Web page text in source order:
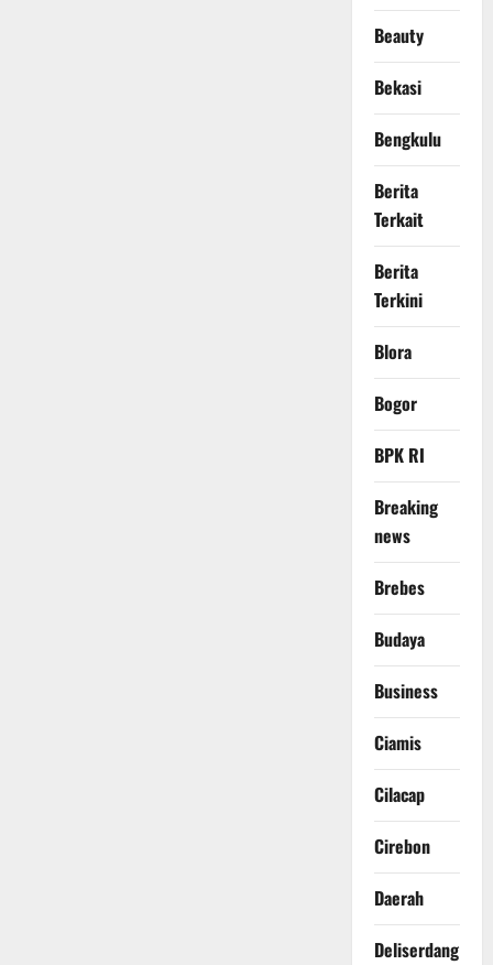
Beauty
Bekasi
Bengkulu
Berita
Terkait
Berita
Terkini
Blora
Bogor
BPK RI
Breaking
news
Brebes
Budaya
Business
Ciamis
Cilacap
Cirebon
Daerah
Deliserdang